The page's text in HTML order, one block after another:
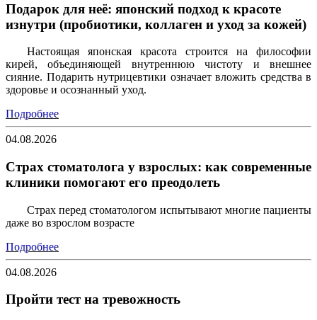
Подарок для неё: японский подход к красоте
изнутри (пробиотики, коллаген и уход за кожей)
Настоящая японская красота строится на философии
кирей, объединяющей внутреннюю чистоту и внешнее
сияние. Подарить нутрицевтики означает вложить средства в
здоровье и осознанный уход.
Подробнее
04.08.2026
Страх стоматолога у взрослых: как современные
клиники помогают его преодолеть
Страх перед стоматологом испытывают многие пациенты
даже во взрослом возрасте
Подробнее
04.08.2026
Пройти тест на тревожность